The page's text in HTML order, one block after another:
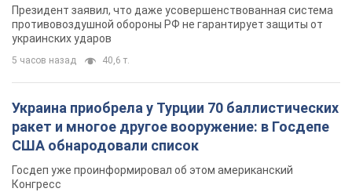
Президент заявил, что даже усовершенствованная система
противовоздушной обороны РФ не гарантирует защиты от
украинских ударов
5 часов назад 40,6 т.
Украина приобрела у Турции 70 баллистических
ракет и многое другое вооружение: в Госдепе
США обнародовали список
Госдеп уже проинформировал об этом американский
Конгресс